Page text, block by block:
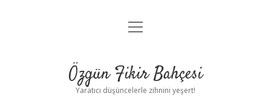
Anasayfa
Yasal Uyarı
menüyü
Özgün Fikir Bahçesi
Yaratıcı düşüncelerle zihnini yeşert!